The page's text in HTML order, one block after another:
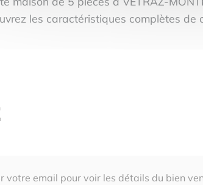
les caractéristiques complètes
votre email pour voir les détails du bien